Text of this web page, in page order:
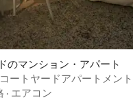
のマンション・アパート
ートヤードアパートメント
· エアコン